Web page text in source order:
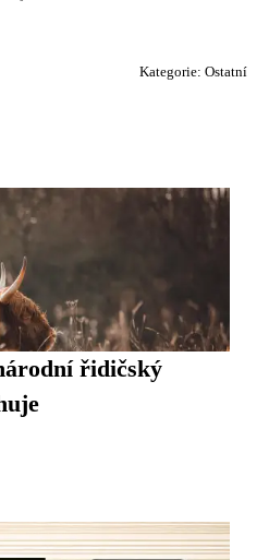
Kategorie: Ostatní
řidičský